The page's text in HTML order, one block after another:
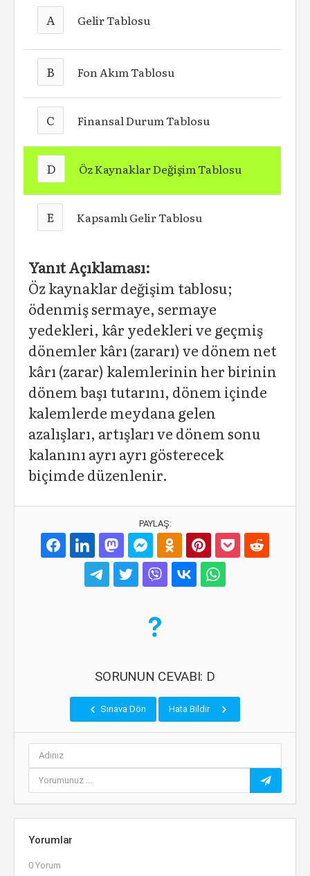
A Gelir Tablosu
B Fon Akım Tablosu
C Finansal Durum Tablosu
D Öz Kaynaklar Değişim Tablosu
E Kapsamlı Gelir Tablosu
Yanıt Açıklaması:
Öz kaynaklar değişim tablosu;
ödenmiş sermaye, sermaye
yedekleri, kâr yedekleri ve geçmiş
dönemler kârı (zararı) ve dönem net
kârı (zarar) kalemlerinin her birinin
dönem başı tutarını, dönem içinde
kalemlerde meydana gelen
azalışları, artışları ve dönem sonu
kalanını ayrı ayrı gösterecek
biçimde düzenlenir.
PAYLAŞ:
SORUNUN CEVABI: D
Sınava Dön Hata Bildir
Yorumlar
0 Yorum